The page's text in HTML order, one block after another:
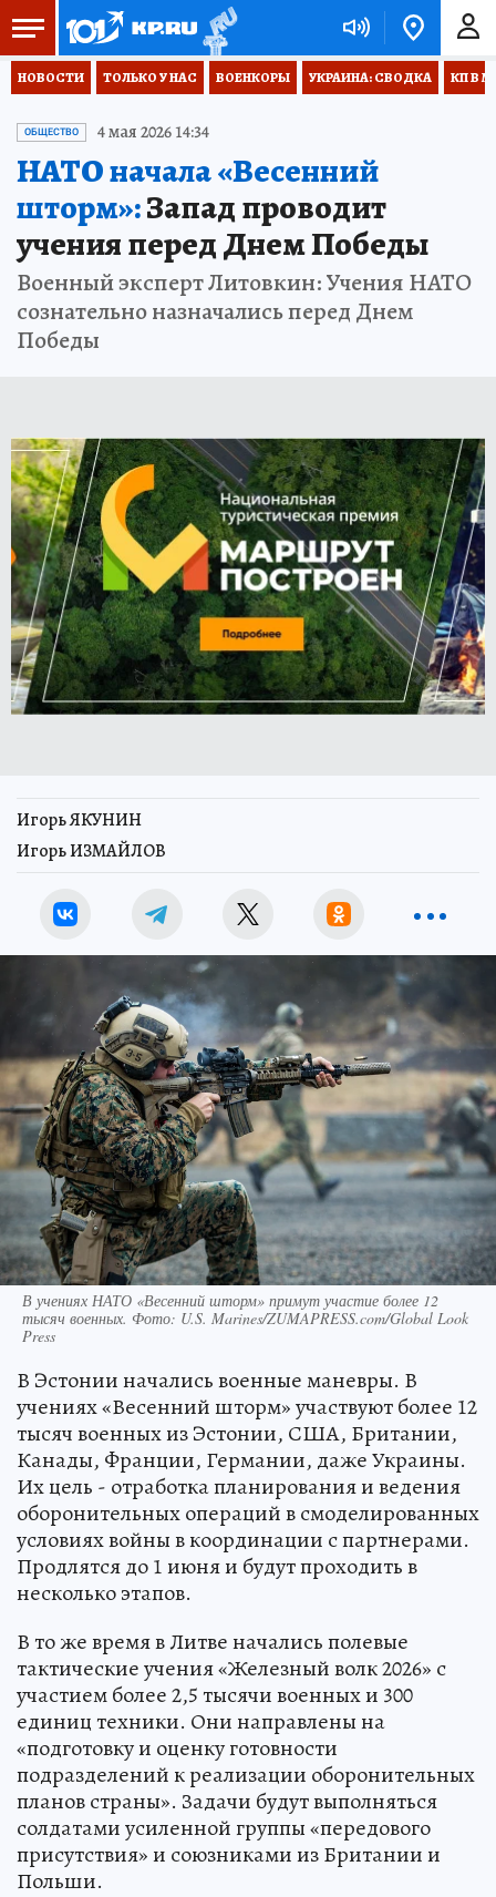
НОВОСТИ ТОЛЬКО У НАС ВОЕНКОРЫ УКРАИНА: СВОДКА КП В
ОБЩЕСТВО 4 мая 2026 14:34
НАТО начала «Весенний
шторм»:Запад проводит
учения перед Днем Победы
Военный эксперт Литовкин: Учения НАТО
сознательно назначались перед Днем
Победы
Игорь ЯКУНИН
Игорь ИЗМАЙЛОВ
В учениях НАТО «Весенний шторм» примут участие более 12
тысяч военных. Фото: U.S. Marines/ZUMAPRESS.com/Global Look
Press
В Эстонии начались военные маневры. В
учениях «Весенний шторм» участвуют более 12
тысяч военных из Эстонии, США, Британии,
Канады, Франции, Германии, даже Украины.
Их цель - отработка планирования и ведения
оборонительных операций в смоделированных
условиях войны в координации с партнерами.
Продлятся до 1 июня и будут проходить в
несколько этапов.
В то же время в Литве начались полевые
тактические учения «Железный волк 2026» с
участием более 2,5 тысячи военных и 300
единиц техники. Они направлены на
«подготовку и оценку готовности
подразделений к реализации оборонительных
планов страны». Задачи будут выполняться
солдатами усиленной группы «передового
присутствия» и союзниками из Британии и
Польши.